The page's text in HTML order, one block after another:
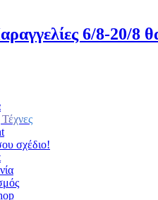
6/8-20/8
σχέδιο!